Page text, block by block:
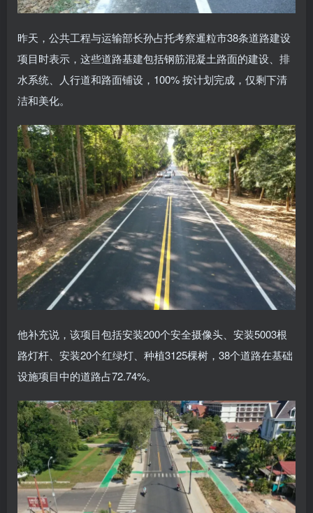
昨天，公共工程与运输部长孙占托考察暹粒市38条道路建设
项目时表示，这些道路基建包括钢筋混凝土路面的建设、排
水系统、人行道和路面铺设，100% 按计划完成，仅剩下清
洁和美化。
他补充说，该项目包括安装200个安全摄像头、安装5003根
路灯杆、安装20个红绿灯、种植3125棵树，38个道路在基础
设施项目中的道路占72.74%。